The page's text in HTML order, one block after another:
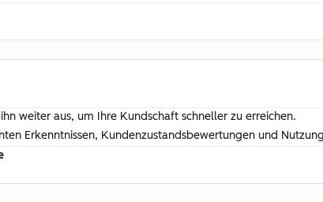
weiter aus, um Ihre Kundschaft schneller zu erreichen.
Erkenntnissen, Kundenzustandsbewertungen und